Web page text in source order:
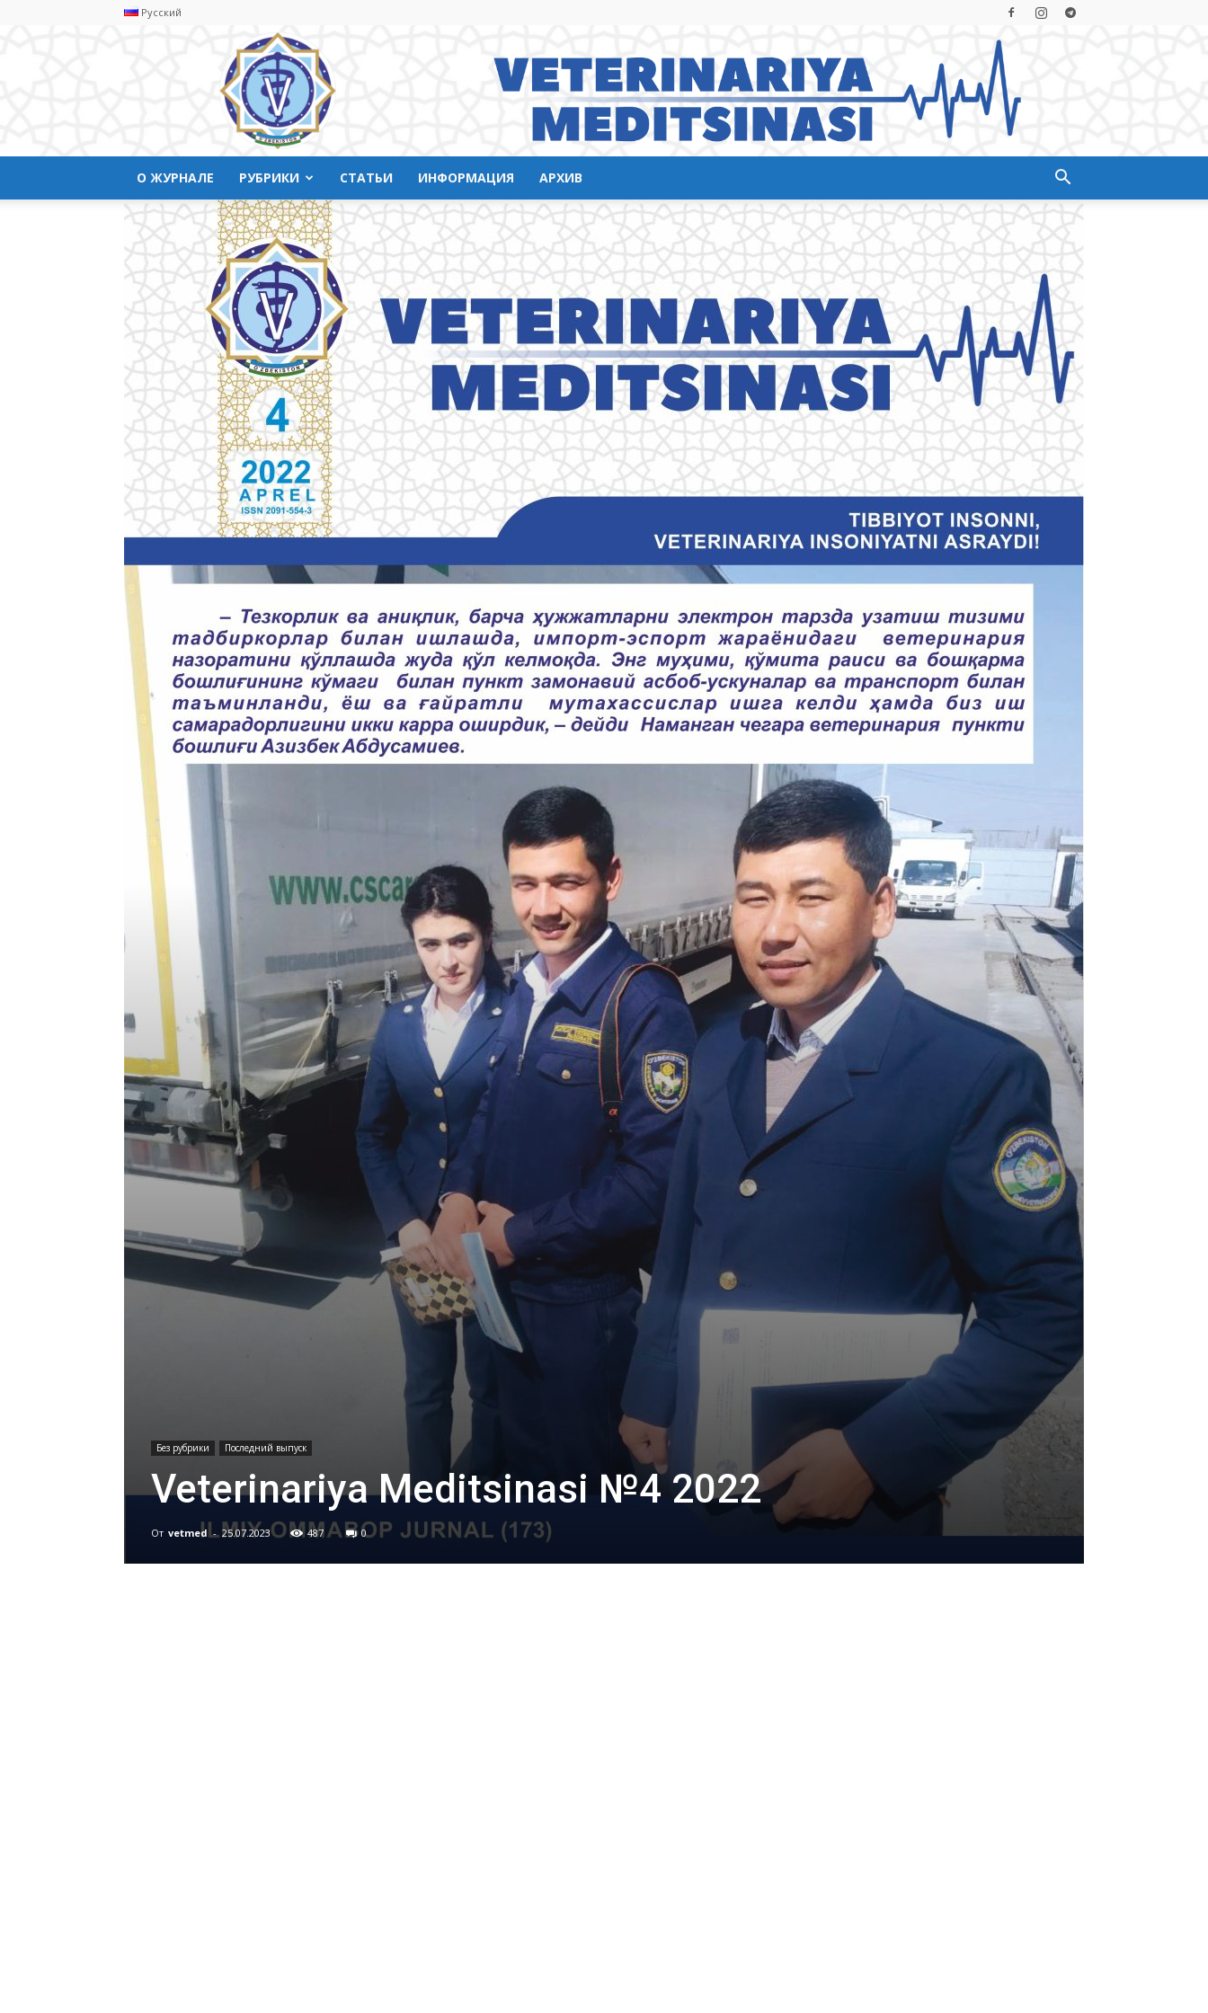
Русский
Ветеринарyая
медицина
О ЖУРНАЛЕ РУБРИКИ СТАТЬИ ИНФОРМАЦИЯ АРХИВ
Без рубрики Последний выпуск
Veterinariya Meditsinasi №4 2022
От vetmed - 25.07.2023 487 0